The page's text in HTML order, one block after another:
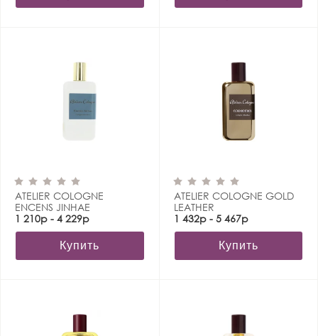
ATELIER COLOGNE
ENCENS JINHAE
1 210р - 4 229р
Купить
ATELIER COLOGNE GOLD
LEATHER
1 432р - 5 467р
Купить